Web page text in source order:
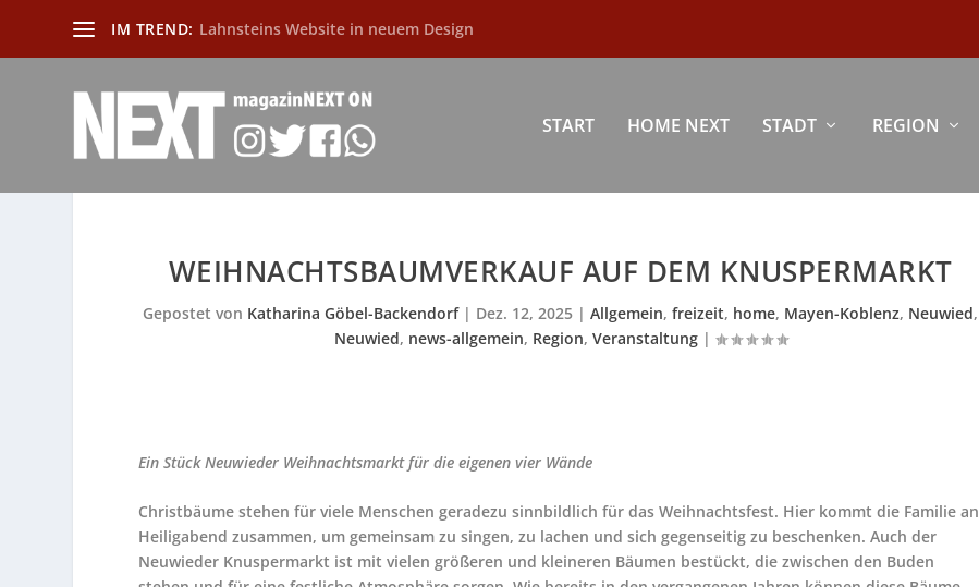
IM TREND: Lahnsteins Website in neuem Design
START HOME NEXT STADT REGION
WEIHNACHTSBAUMVERKAUF AUF DEM KNUSPERMARKT
Gepostet von Katharina Göbel-Backendorf| Dez. 12, 2025 |Allgemein,freizeit, home, Mayen-Koblenz, Neuwied,
Neuwied, news-allgemein, Region, Veranstaltung|
Ein Stück Neuwieder Weihnachtsmarkt für die eigenen vier Wände
Christbäume stehen für viele Menschen geradezu sinnbildlich für das Weihnachtsfest. Hier kommt die Familie an
Heiligabend zusammen, um gemeinsam zu singen, zu lachen und sich gegenseitig zu beschenken. Auch der
Neuwieder Knuspermarkt ist mit vielen größeren und kleineren Bäumen bestückt, die zwischen den Buden